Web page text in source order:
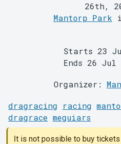
26th,
Mantorp Park
Starts 23
Ends 26 Jul
Organizer:
dragracing racing
dragrace meguiars
It is not possible to buy